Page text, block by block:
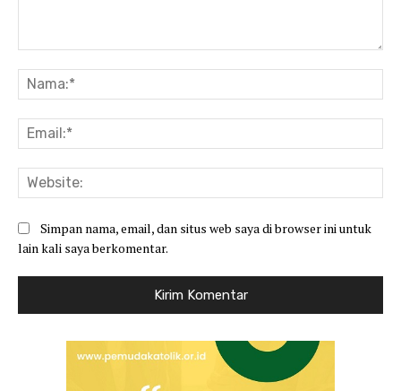
Simpan nama, email, dan situs web saya di browser ini untuk
lain kali saya berkomentar.